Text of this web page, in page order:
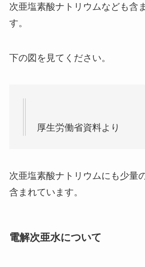
次亜塩素酸ナトリウムなども含
す。
下の図を見てください。
厚生労働省資料より
次亜塩素酸ナトリウムにも少量
含まれています。
電解次亜水について